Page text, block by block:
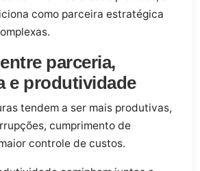
como parceira estratégica
parceria,
e produtividade
tendem a ser mais produtivas,
cumprimento de
controle de custos.